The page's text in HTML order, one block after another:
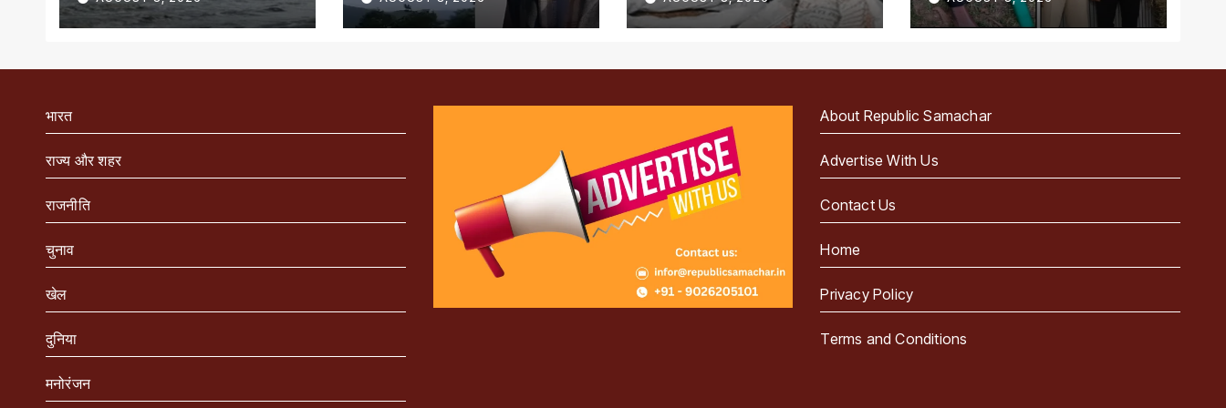
भारत
राज्य और शहर
राजनीति
चुनाव
खेल
दुनिया
मनोरंजन
About Republic Samachar
Advertise With Us
Contact Us
Home
Privacy Policy
Terms and Conditions